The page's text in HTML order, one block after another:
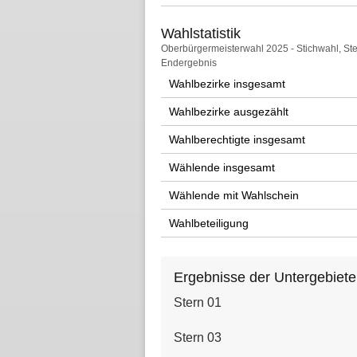
Wahlstatistik
Wahlstatistik
Oberbürgermeisterwahl 2025 - Stichwahl,
Endergebnis
Wahlbezirke insgesamt
Wahlbezirke ausgezählt
Wahlberechtigte insgesamt
Wählende insgesamt
Wählende mit Wahlschein
Wahlbeteiligung
Ergebnisse der Untergebiete
Stern 01
Stern 03